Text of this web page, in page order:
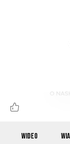
WIDEO
O NAS